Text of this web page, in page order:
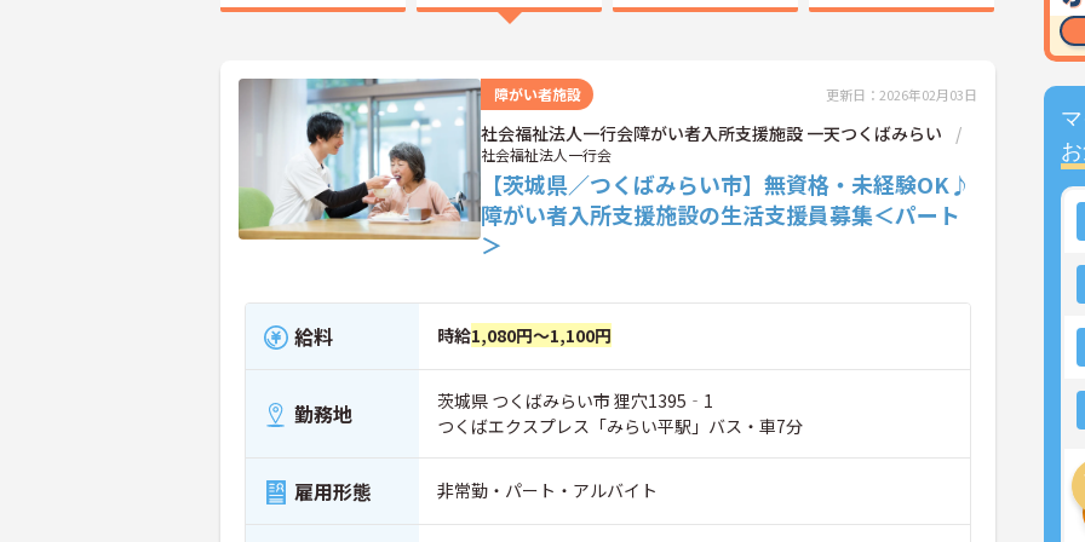
障がい者施設 更新日：2026年02月03日
社会福祉法人一行会障がい者入所支援施設 一天つくばみらい
社会福祉法人一行会
【茨城県／つくばみらい市】無資格・未経験OK♪
障がい者入所支援施設の生活支援員募集＜パート
＞
給料 時給1,080円～1,100円
勤務地
茨城県 つくばみらい市 狸穴1395‐1
つくばエクスプレス「みらい平駅」バス・車7分
雇用形態 非常勤・パート・アルバイト